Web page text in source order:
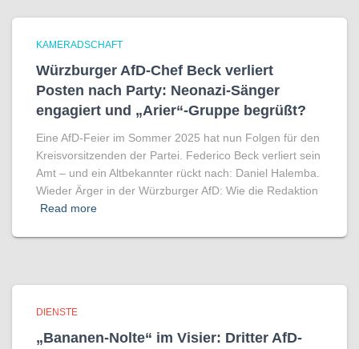
KAMERADSCHAFT
Würzburger AfD-Chef Beck verliert
Posten nach Party: Neonazi-Sänger
engagiert und „Arier“-Gruppe begrüßt?
Eine AfD-Feier im Sommer 2025 hat nun Folgen für den
Kreisvorsitzenden der Partei. Federico Beck verliert sein
Amt – und ein Altbekannter rückt nach: Daniel Halemba.
Wieder Ärger in der Würzburger AfD: Wie die Redaktion
Read more
DIENSTE
„Bananen-Nolte“ im Visier: Dritter AfD-